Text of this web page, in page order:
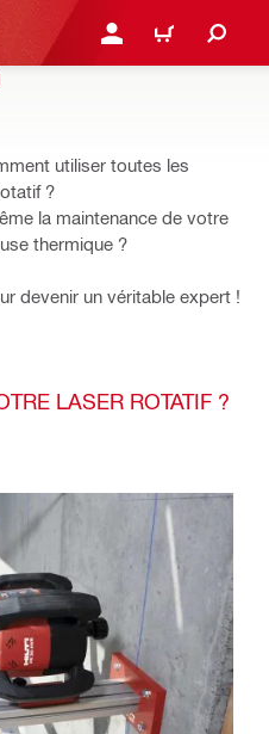
SE CONNECTER OU
PANIER
utiliser toutes les
?
la maintenance de votre
thermique ?
devenir un véritable expert !
LASER ROTATIF ?